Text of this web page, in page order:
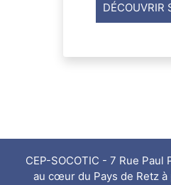
DÉCOUVRIR
CEP-SOCOTIC - 7 Rue Paul
au cœur du Pays de Retz